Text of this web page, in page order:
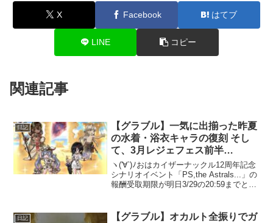
X Facebook はてブ
LINE コピー
関連記事
日記
【グラブル】一気に出揃った昨夏
の水着・浴衣キャラの復刻 そし
て、3月レジェフェス前半
へ・・・
ヽ('∀`)ﾉおはカイザーナックル12周年記念
シナリオイベント「PS,the Astrals...」の
報酬受取期限が明日3/29の20:59までとな
サマーバージョンキャ...
日記
【グラブル】オカルト全振りでガ